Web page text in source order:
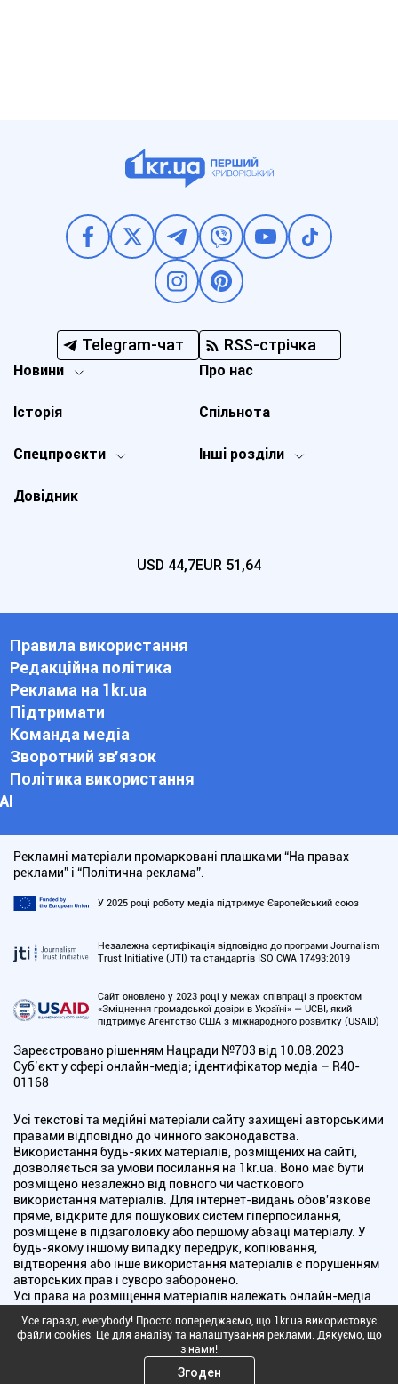
Telegram-чат RSS-стрічка
Новини
Спецпроєкти Інші розділи
Історія
Про нас
Довідник
Спільнота
USD 44,7EUR 51,64
Правила використання
Редакційна політика
Реклама на 1kr.ua
Підтримати
Команда медіа
Зворотний зв'язок
Політика використання
АІ
Рекламні матеріали промарковані плашками “На правах
реклами” і “Політична реклама”.
У 2025 році роботу медіа підтримує Європейський союз
Незалежна сертифікація відповідно до програми Journalism
Trust Initiative (JTI) та стандартів ISO CWA 17493:2019
Сайт оновлено у 2023 році у межах співпраці з проєктом
«Зміцнення громадської довіри в Україні» — UCBI, який
підтримує Агентство США з міжнародного розвитку (USAID)
Зареєстровано рішенням Нацради №703 від 10.08.2023
Cуб’єкт у сфері онлайн-медіа; ідентифікатор медіа – R40-
01168
Усі текстові та медійні матеріали сайту захищені авторськими
правами відповідно до чинного законодавства.
Використання будь-яких матеріалів, розміщених на сайті,
дозволяється за умови посилання на 1kr.ua. Воно має бути
розміщено незалежно від повного чи часткового
використання матеріалів. Для інтернет-видань обов'язкове
пряме, відкрите для пошукових систем гіперпосилання,
розміщене в підзаголовку або першому абзаці матеріалу. У
будь-якому іншому випадку передрук, копіювання,
відтворення або інше використання матеріалів є порушенням
авторських прав і суворо заборонено.
Усі права на розміщення матеріалів належать онлайн-медіа
радою України з питань телебачення і радіомовлення.
Copyright © 2010 - 2026 Всі права захищені
Усе гаразд, everybody! Просто попереджаємо, що 1kr.ua використовує
файли cookies. Це для аналізу та налаштування реклами. Дякуємо, що
з нами!
Згоден